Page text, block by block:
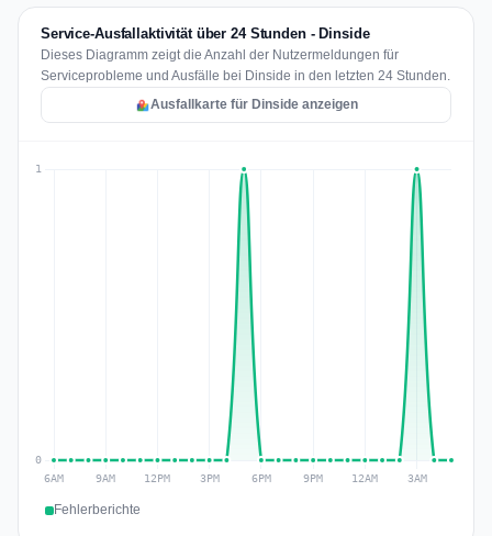
Service-Ausfallaktivität über 24 Stunden - Dinside
Dieses Diagramm zeigt die Anzahl der Nutzermeldungen für
Serviceprobleme und Ausfälle bei Dinside in den letzten 24 Stunden.
Ausfallkarte für Dinside anzeigen
Fehlerberichte